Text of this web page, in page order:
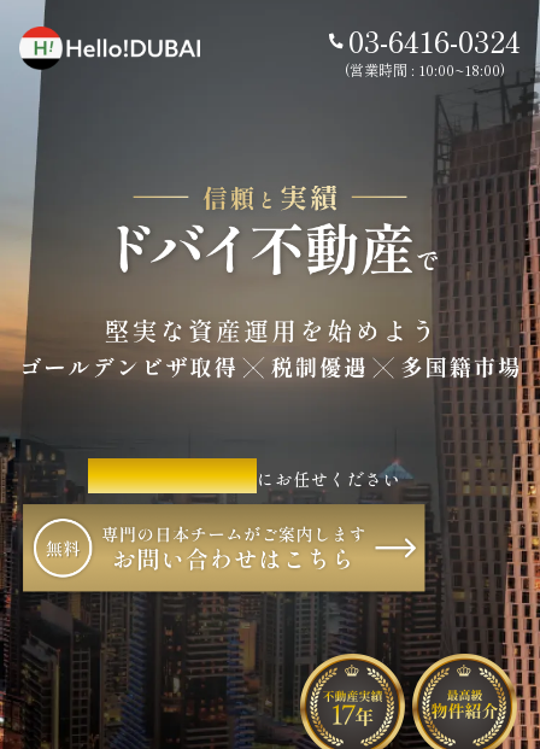
03-6416-0324
(営業時間 : 10:00~18:00)
ハロー !ドバイにお任せください